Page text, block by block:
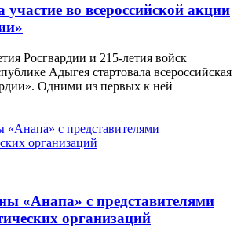
во всероссийской акции
Росгвардии и 215-летия войск
Адыгея стартовала всероссийская
Одними из первых к ней
«Анапа» с представителями
организаций